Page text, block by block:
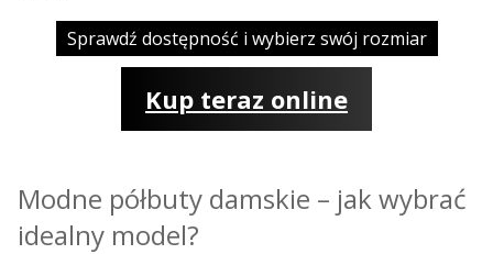
Sprawdź dostępność i wybierz swój rozmiar
Kup teraz online
Modne półbuty damskie – jak wybrać
idealny model?